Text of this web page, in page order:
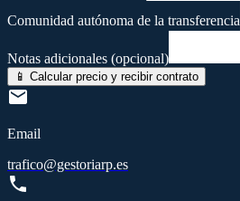
Comunidad autónoma de la transferencia
Notas adicionales (opcional)
📱 Calcular precio y recibir contrato
Email
trafico@gestoriarp.es